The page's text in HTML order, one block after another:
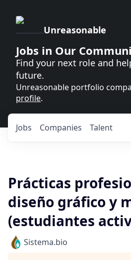
Unreasonable
Jobs in Our
Find your next role and
future.
Unreasonable portfolio
profile.
Jobs Companies Talent
Prácticas
diseño gráfico y
(estudiantes
Sistema.bio